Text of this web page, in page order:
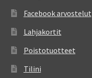
Facebook arvostelut
Lahjakortit
Poistotuotteet
Tilini